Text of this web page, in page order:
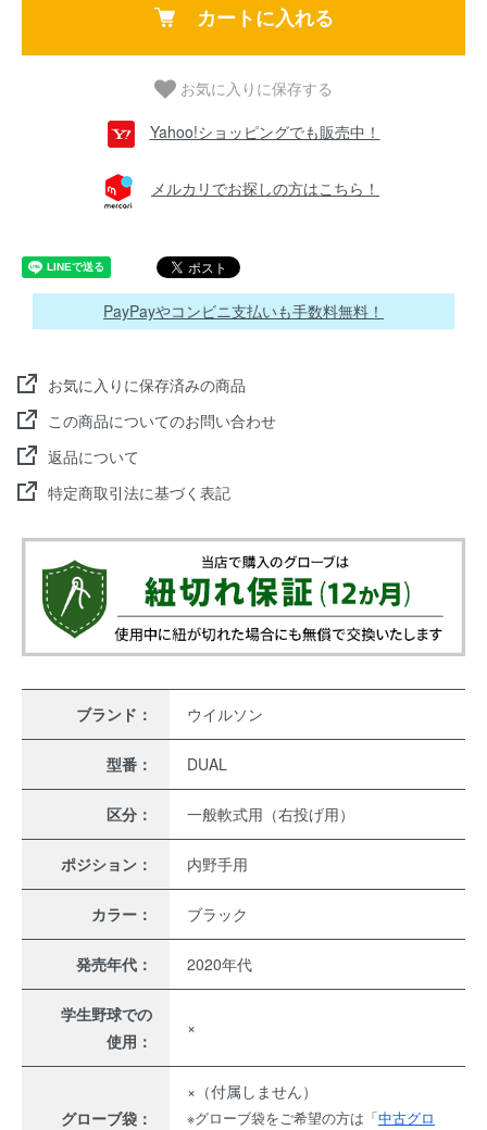
カートに入れる
お気に入りに保存する
Yahoo!ショッピングでも販売中！
メルカリでお探しの方はこちら！
PayPayやコンビニ支払いも手数料無料！
お気に入りに保存済みの商品
この商品についてのお問い合わせ
返品について
特定商取引法に基づく表記
ブランド： ウイルソン
型番： DUAL
区分： 一般軟式用（右投げ用）
ポジション： 内野手用
カラー： ブラック
発売年代： 2020年代
学生野球での
使用：
×
グローブ袋：
×（付属しません）
※グローブ袋をご希望の方は「中古グロ